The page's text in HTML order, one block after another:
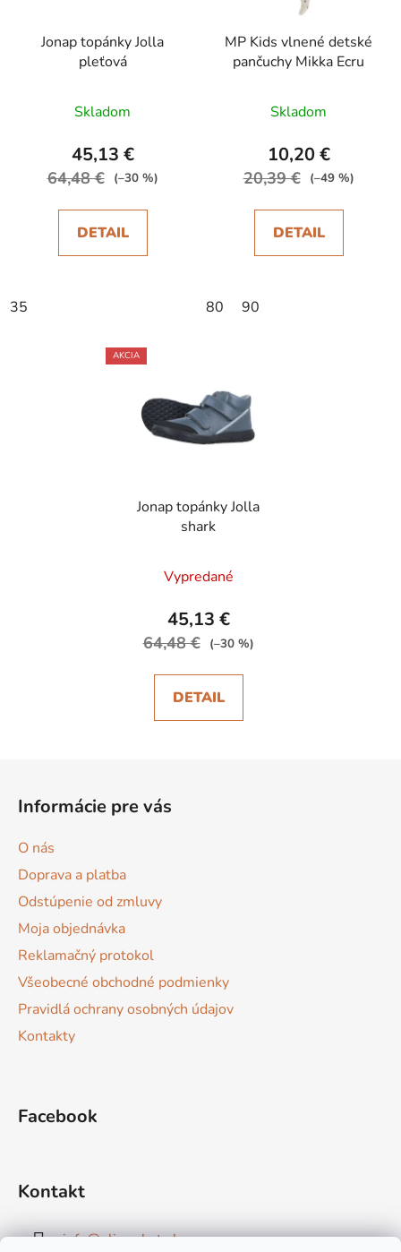
Jonap topánky Jolla
pleťová
Skladom
45,13 €
64,48 € (–30 %)
DETAIL
35
MP Kids vlnené detské
pančuchy Mikka Ecru
Skladom
10,20 €
20,39 € (–49 %)
DETAIL
80 90
AKCIA
Jonap topánky Jolla
shark
Vypredané
45,13 €
64,48 € (–30 %)
DETAIL
Informácie pre vás
O nás
Doprava a platba
Odstúpenie od zmluvy
Moja objednávka
Reklamačný protokol
Všeobecné obchodné podmienky
Pravidlá ochrany osobných údajov
Kontakty
Facebook
Kontakt
info@elimarket.sk